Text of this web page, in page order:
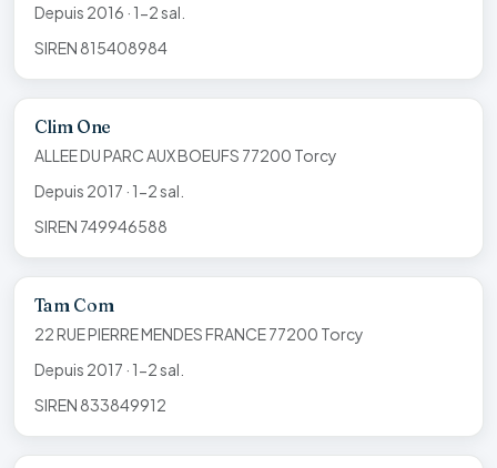
Depuis 2016 · 1-2 sal.
SIREN 815408984
Clim One
ALLEE DU PARC AUX BOEUFS 77200 Torcy
Depuis 2017 · 1-2 sal.
SIREN 749946588
Tam Com
22 RUE PIERRE MENDES FRANCE 77200 Torcy
Depuis 2017 · 1-2 sal.
SIREN 833849912